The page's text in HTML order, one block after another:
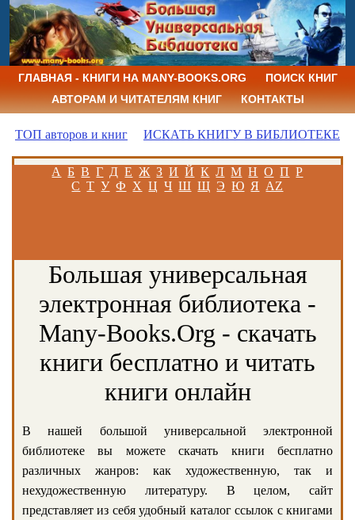
ГЛАВНАЯ - КНИГИ НА MANY-BOOKS.ORG
ПОИСК КНИГ
АВТОРАМ И ЧИТАТЕЛЯМ КНИГ
КОНТАКТЫ
ТОП авторов и книг ИСКАТЬ КНИГУ В БИБЛИОТЕКЕ
А Б В Г Д Е Ж З И Й К Л М Н О П Р
С Т У Ф Х Ц Ч Ш Щ Э Ю Я AZ
Большая универсальная
электронная библиотека -
Many-Books.Org - скачать
книги бесплатно и читать
книги онлайн
В нашей большой универсальной электронной
библиотеке вы можете скачать книги бесплатно
различных жанров: как художественную, так и
нехудожественную литературу. В целом, сайт
представляет из себя удобный каталог ссылок с книгами